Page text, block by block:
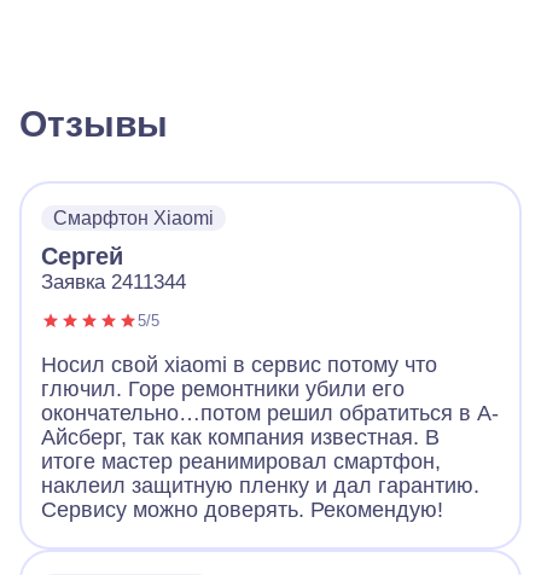
Отзывы
Смарфтон Xiaomi
Сергей
Заявка 2411344
5/5
Носил свой xiaomi в сервис потому что
глючил. Горе ремонтники убили его
окончательно…потом решил обратиться в А-
Айсберг, так как компания известная. В
итоге мастер реанимировал смартфон,
наклеил защитную пленку и дал гарантию.
Сервису можно доверять. Рекомендую!